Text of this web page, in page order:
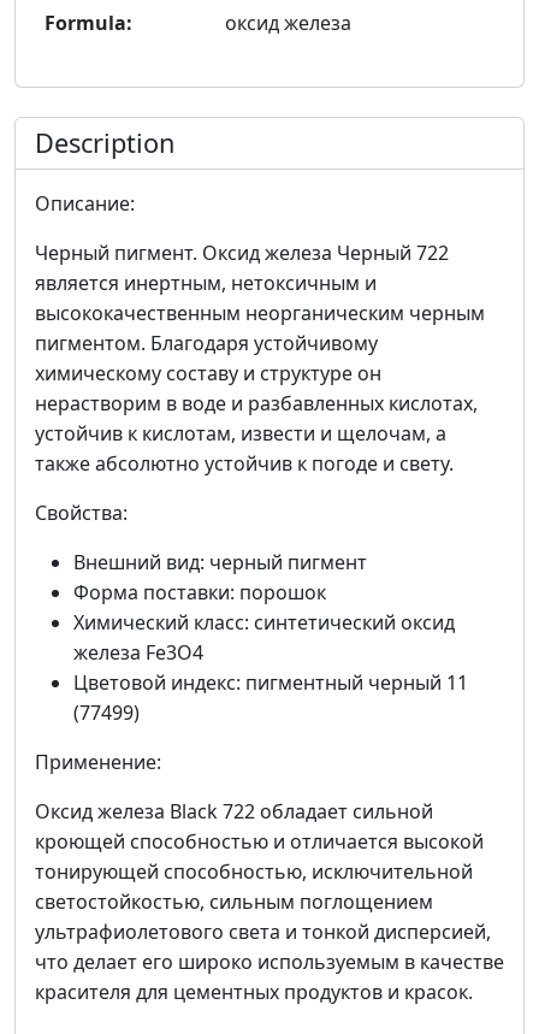
Formula:
оксид железа
Description
Описание:
Черный пигмент. Оксид железа Черный 722
является инертным, нетоксичным и
высококачественным неорганическим черным
пигментом. Благодаря устойчивому
химическому составу и структуре он
нерастворим в воде и разбавленных кислотах,
устойчив к кислотам, извести и щелочам, а
также абсолютно устойчив к погоде и свету.
Свойства:
Внешний вид: черный пигмент
Форма поставки: порошок
Химический класс: синтетический оксид
железа Fe3O4
Цветовой индекс: пигментный черный 11
(77499)
Применение:
Оксид железа Black 722 обладает сильной
кроющей способностью и отличается высокой
тонирующей способностью, исключительной
светостойкостью, сильным поглощением
ультрафиолетового света и тонкой дисперсией,
что делает его широко используемым в качестве
красителя для цементных продуктов и красок.